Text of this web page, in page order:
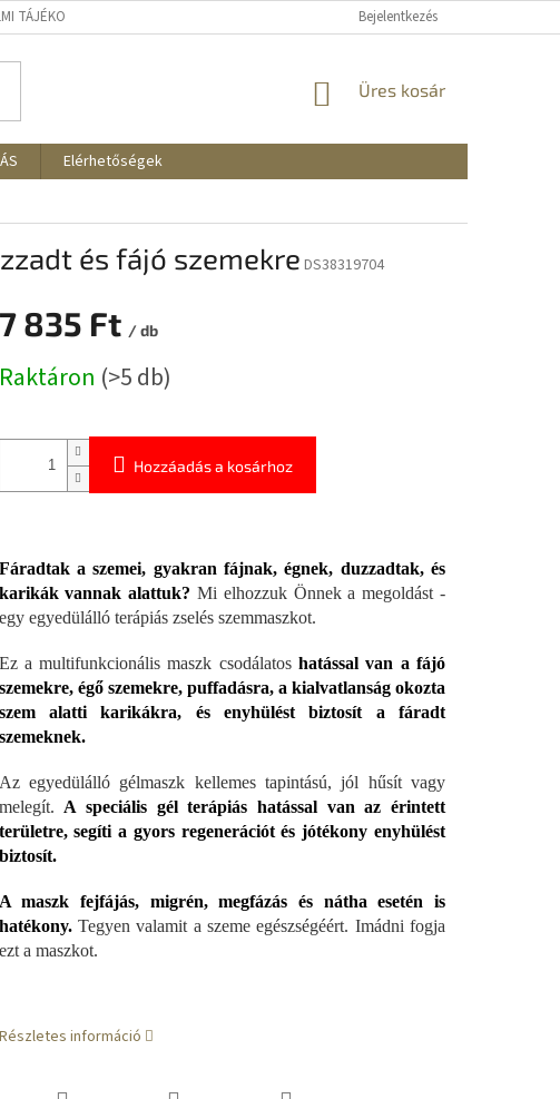
TÁJÉKOZTATÓ REKLAMÁCIÓK ÉS
Bejelentkezés
KOSÁR
Üres kosár
Elérhetőségek
és fájó szemekre DS38319704
7 835 Ft / db
Raktáron (>5 db)
Hozzáadás a kosárhoz
Fáradtak a szemei, gyakran fájnak, égnek, duzzadtak, és
karikák vannak alattuk? Mi elhozzuk Önnek a megoldást -
egy egyedülálló terápiás zselés szemmaszkot.
Ez a multifunkcionális maszk csodálatoshatással van a fájó
szemekre, égő szemekre, puffadásra, a kialvatlanság okozta
szem alatti karikákra, és enyhülést biztosít a fáradt
szemeknek.
Az egyedülálló gélmaszk kellemes tapintású, jól hűsít vagy
melegít.A speciális gél terápiás hatással van az érintett
területre, segíti a gyors regenerációt és jótékony enyhülést
biztosít.
A maszk fejfájás, migrén, megfázás és nátha esetén is
hatékony.Tegyen valamit a szeme egészségéért. Imádni fogja
ezt a maszkot.
Részletes információ